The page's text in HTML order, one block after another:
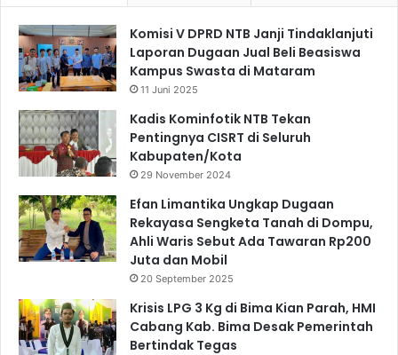
Komisi V DPRD NTB Janji Tindaklanjuti
Laporan Dugaan Jual Beli Beasiswa
Kampus Swasta di Mataram
11 Juni 2025
Kadis Kominfotik NTB Tekan
Pentingnya CISRT di Seluruh
Kabupaten/Kota
29 November 2024
Efan Limantika Ungkap Dugaan
Rekayasa Sengketa Tanah di Dompu,
Ahli Waris Sebut Ada Tawaran Rp200
Juta dan Mobil
20 September 2025
Krisis LPG 3 Kg di Bima Kian Parah, HMI
Cabang Kab. Bima Desak Pemerintah
Bertindak Tegas